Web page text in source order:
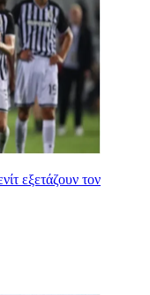
εξετάζουν τον